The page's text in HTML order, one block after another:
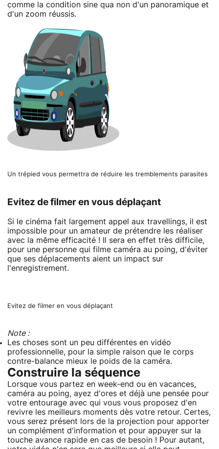
comme la condition sine qua non d'un panoramique et
d'un zoom réussis.
Un trépied vous permettra de réduire les tremblements parasites
Evitez de filmer en vous déplaçant
Si le cinéma fait largement appel aux travellings, il est
impossible pour un amateur de prétendre les réaliser
avec la même efficacité ! Il sera en effet très difficile,
pour une personne qui filme caméra au poing, d'éviter
que ses déplacements aient un impact sur
l'enregistrement.
Evitez de filmer en vous déplaçant
Note :
Les choses sont un peu différentes en vidéo
professionnelle, pour la simple raison que le corps
contre-balance mieux le poids de la caméra.
Construire la séquence
Lorsque vous partez en week-end ou en vacances,
caméra au poing, ayez d'ores et déjà une pensée pour
votre entourage avec qui vous vous proposez d'en
revivre les meilleurs moments dès votre retour. Certes,
vous serez présent lors de la projection pour apporter
un complément d'information et pour appuyer sur la
touche avance rapide en cas de besoin ! Pour autant,